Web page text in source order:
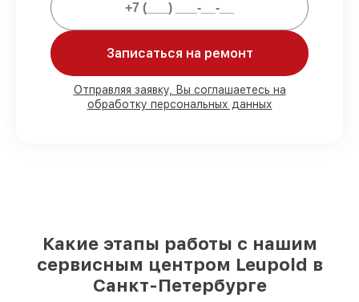
Мы гарантируем:
ремонтов по ремонту исполняются
в присутствии клиента
90%запчастей Leupold в наличии на
складе в Санкт-Петербурге, остальные
Записаться на ремонт
Отправляя заявку, Вы соглашаетесь на
обработку персональных данных
Какие этапы работы с нашим
сервисным центром Leupold в
Санкт-Петербурге